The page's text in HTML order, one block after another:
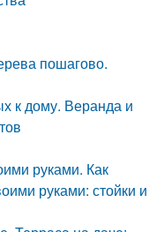
пошагово.
к дому. Веранда и
руками. Как
руками: стойки и